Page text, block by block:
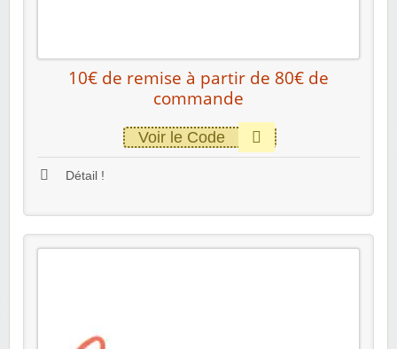
10€ de remise à partir de 80€ de
commande
Voir le Code
Détail !